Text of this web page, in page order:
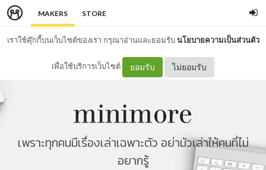
MAKERS STORE
เราใช้คุ๊กกี้บนเว็บไซต์ของเรา กรุณาอ่านและยอมรับนโยบายความเป็นส่วนตัว
เพื่อใช้บริการเว็บไซต์ ยอมรับ ไม่ยอมรับ
เพราะทุกคนมีเรื่องเล่าเฉพาะตัว อย่ามัวเล่าให้คนที่ไม่
อยากรู้